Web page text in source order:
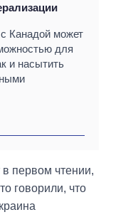
Канадой может
для
и насытить
первом чтении,
говорили, что